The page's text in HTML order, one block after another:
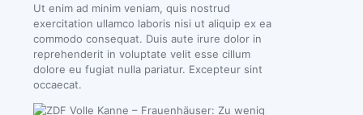
Ut enim ad minim veniam, quis nostrud
exercitation ullamco laboris nisi ut aliquip ex ea
commodo consequat. Duis aute irure dolor in
reprehenderit in voluptate velit esse cillum
dolore eu fugiat nulla pariatur. Excepteur sint
occaecat.